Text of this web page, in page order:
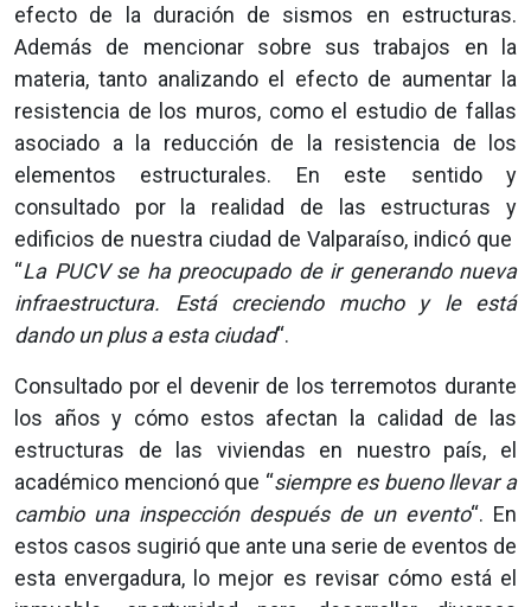
efecto de la duración de sismos en estructuras.
Además de mencionar sobre sus trabajos en la
materia, tanto analizando el efecto de aumentar la
resistencia de los muros, como el estudio de fallas
asociado a la reducción de la resistencia de los
elementos estructurales. En este sentido y
consultado por la realidad de las estructuras y
edificios de nuestra ciudad de Valparaíso, indicó que
“La PUCV se ha preocupado de ir generando nueva
infraestructura. Está creciendo mucho y le está
dando un plus a esta ciudad“.
Consultado por el devenir de los terremotos durante
los años y cómo estos afectan la calidad de las
estructuras de las viviendas en nuestro país, el
académico mencionó que “siempre es bueno llevar a
cambio una inspección después de un evento“. En
estos casos sugirió que ante una serie de eventos de
esta envergadura, lo mejor es revisar cómo está el